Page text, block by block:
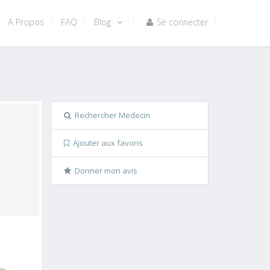
A Propos FAQ Blog Se connecter
Rechercher Medecin
Ajouter aux favoris
Donner mon avis